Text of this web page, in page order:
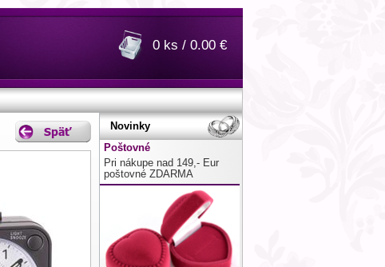
0 ks / 0.00 €
Novinky
Poštovné
Pri nákupe nad 149,- Eur
poštovné ZDARMA